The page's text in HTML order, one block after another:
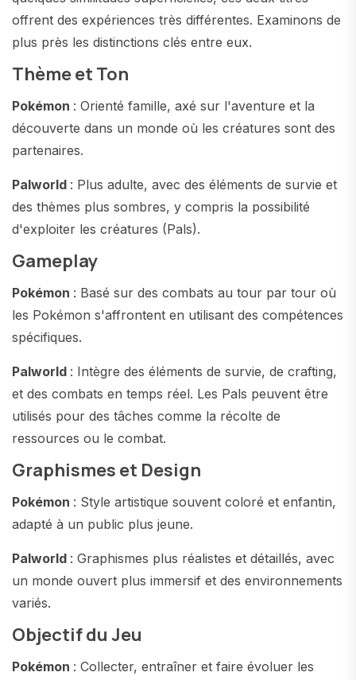
offrent des expériences très différentes. Examinons de
plus près les distinctions clés entre eux.
Thème et Ton
Pokémon : Orienté famille, axé sur l'aventure et la
découverte dans un monde où les créatures sont des
partenaires.
Palworld : Plus adulte, avec des éléments de survie et
des thèmes plus sombres, y compris la possibilité
d'exploiter les créatures (Pals).
Gameplay
Pokémon : Basé sur des combats au tour par tour où
les Pokémon s'affrontent en utilisant des compétences
spécifiques.
Palworld : Intègre des éléments de survie, de crafting,
et des combats en temps réel. Les Pals peuvent être
utilisés pour des tâches comme la récolte de
ressources ou le combat.
Graphismes et Design
Pokémon : Style artistique souvent coloré et enfantin,
adapté à un public plus jeune.
Palworld : Graphismes plus réalistes et détaillés, avec
un monde ouvert plus immersif et des environnements
variés.
Objectif du Jeu
Pokémon : Collecter, entraîner et faire évoluer les